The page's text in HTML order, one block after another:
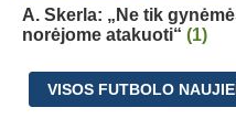
A. Skerla: „Ne tik
norėjome atakuoti“(1)
VISOS FUTBOLO